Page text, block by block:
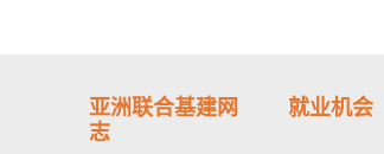
亚洲联合基建网
志
就业机会